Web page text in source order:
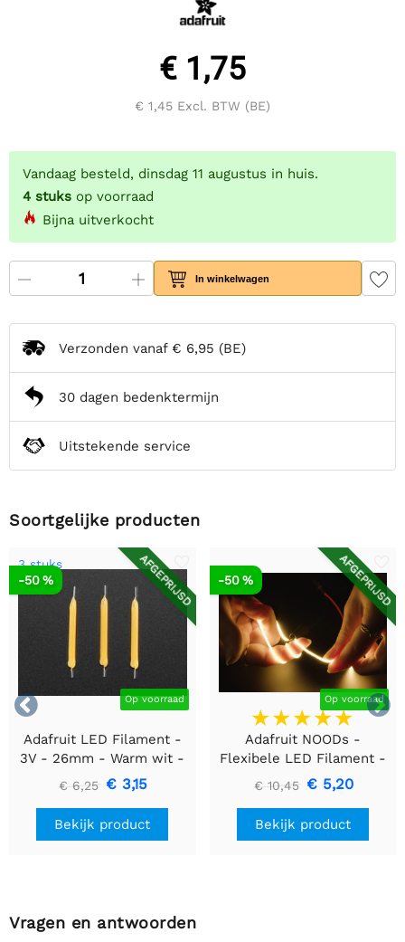
€ 1,75
€ 1,45 Excl. BTW (BE)
Vandaag besteld, dinsdag 11 augustus in huis.
4 stuks op voorraad
Bijna uitverkocht
In winkelwagen
Verzonden vanaf € 6,95 (BE)
30 dagen bedenktermijn
Uitstekende service
Soortgelijke producten


AFGEPRIJSD
3 stuks
Op voorraad
-50 %
Adafruit LED Filament -
3V - 26mm - Warm wit -
3 stuks
€ 6,25 € 3,15
Bekijk product
AFGEPRIJSD
Op voorraad
-50 %
Adafruit NOODs -
Flexibele LED Filament -
3V - 300mm - Geel
€ 10,45 € 5,20
Bekijk product
Vragen en antwoorden